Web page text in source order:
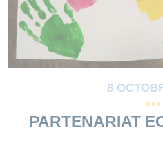
8
PARTENARIAT